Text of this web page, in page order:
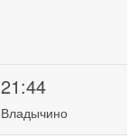
21:44
Владычино